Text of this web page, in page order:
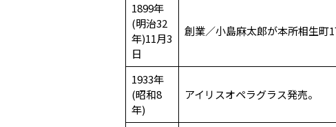
1899年
(明治32
年)11月3
日
創業／小島麻太郎が本所相生町
1933年
(昭和8
年)
アイリスオペラグラス発売。